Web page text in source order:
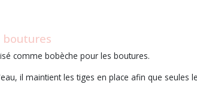
boutures
comme bobèche pour les boutures.
il maintient les tiges en place afin que